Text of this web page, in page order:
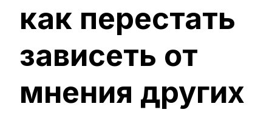
как перестать
зависеть от
мнения других